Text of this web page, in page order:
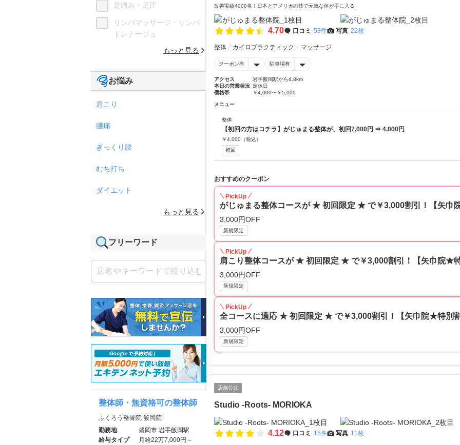
改善実績4000名！日本とアメリカの技で元気な体が手に入る
4.70 口コミ 53件 写真 22枚
整体 カイロプラクティック マッサージ
クーポン有 駐車場有
アクセス
岩手飯岡駅から4.8km
本日の営業状況 定休日
価格帯
￥4,000〜￥5,000
メニュー
整体
【初回の方はコチラ】がじゅまる整体が、初回7,000円 ⇒ 4,000円
￥4,000 （税込）
初回
おすすめのクーポン
PickUp
がじゅまる整体コースが ★ 初回限定 ★ で￥3,000割引！【矢巾
3,000円OFF
新規限定
PickUp
肩こり整体コースが ★ 初回限定 ★ で￥3,000割引！【矢巾院★
3,000円OFF
新規限定
PickUp
全コースに適応 ★ 初回限定 ★ で￥3,000割引！【矢巾院★特別
3,000円OFF
新規限定
店舗公式
Studio -Roots- MORIOKA
4.12 口コミ 16件 写真 11枚
足踏み・足圧
リンパマッサージ・リンパ
ドレナージュ
もっと見る
お悩み
肩こり
腰痛
ぎっくり腰
むち打ち
ダイエット
もっと見る
フリーワード
整体師・無資格可の整体師
ふくろう整骨院 飯岡院
勤務地
盛岡市 岩手飯岡駅
給与タイプ
月給22万7,000円～